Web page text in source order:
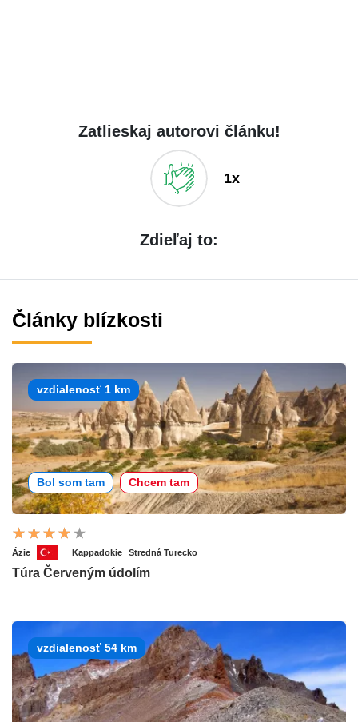
Zatlieskaj autorovi článku!
1x
Zdieľaj to:
Články blízkosti
vzdialenosť 1 km
Bol som tam Chcem tam
Ázie Kappadokie Stredná Turecko
Túra Červeným údolím
vzdialenosť 54 km